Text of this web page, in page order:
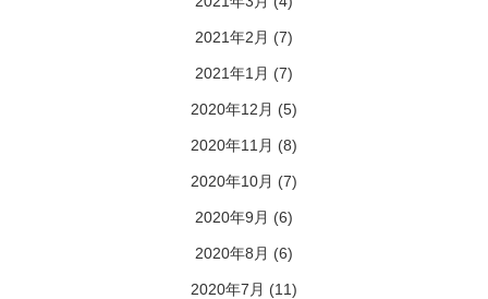
2021年2月 (7)
2021年1月 (7)
2020年12月 (5)
2020年11月 (8)
2020年10月 (7)
2020年9月 (6)
2020年8月 (6)
2020年7月 (11)